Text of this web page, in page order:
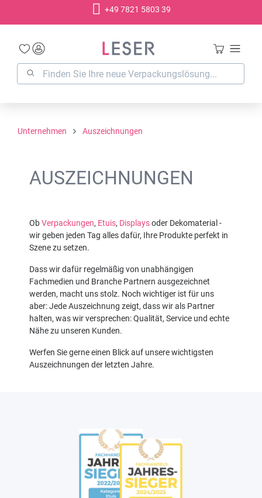
+49 7821 5803 39
Unternehmen Auszeichnungen
AUSZEICHNUNGEN
ObVerpackungen, Etuis, Displaysoder Dekomaterial -
wir geben jeden Tag alles dafür, Ihre Produkte perfekt in
Szene zu setzen.
Dass wir dafür regelmäßig von unabhängigen
Fachmedien und Branche Partnern ausgezeichnet
werden, macht uns stolz. Noch wichtiger ist für uns
aber: Jede Auszeichnung zeigt, dass wir als Partner
halten, was wir versprechen: Qualität, Service und echte
Nähe zu unseren Kunden.
Werfen Sie gerne einen Blick auf unsere wichtigsten
Auszeichnungen der letzten Jahre.